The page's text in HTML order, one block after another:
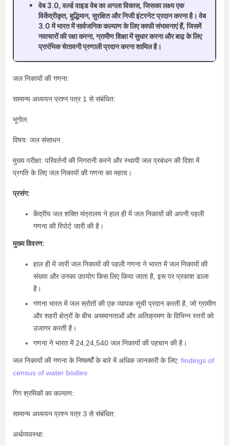
वेब 3.0, वर्ल्ड वाइड वेब का अगला विकास, जिसका लक्ष्य एक
विकेंद्रीकृत, बुद्धिमान, सुरक्षित और निजी इंटरनेट प्रदान करना है। वेब
3.0 में भारत में सार्वजनिक कल्याण के लिए काफी संभावनाएं हैं, जिसमें
नवाचारों की रक्षा करना, ग्रामीण शिक्षा में सुधार करना और बाढ़ के लिए
प्रारंभिक चेतावनी प्रणाली प्रदान करना शामिल है।
जल निकायों की गणना:
सामान्य अध्ययन प्रश्न पत्र 1 से संबंधित:
भूगोल:
विषय: जल संसाधन .
मुख्य परीक्षा: परिवर्तनों की निगरानी करने और स्थायी जल प्रबंधन की दिशा में
प्रगति के लिए जल निकायों की गणना का महत्व।
प्रसंग:
केंद्रीय जल शक्ति मंत्रालय ने हाल ही में जल निकायों की अपनी पहली
गणना की रिपोर्ट जारी की है।
मुख्य विवरण:
हाल ही में जारी जल निकायों की पहली गणना ने भारत में जल निकायों की
संख्या और उनका उपयोग किस लिए किया जाता है, इस पर प्रकाश डाला
है।
गणना भारत में जल स्रोतों की एक व्यापक सूची प्रदान करती है, जो ग्रामीण
और शहरी क्षेत्रों के बीच असमानताओं और अतिक्रमण के विभिन्न स्तरों को
उजागर करती है।
गणना ने भारत में 24,24,540 जल निकायों की पहचान की है।
जल निकायों की गणना के निष्कर्षों के बारे में अधिक जानकारी के लिए: findings of
census of water bodies
गिग श्रमिकों का कल्याण:
सामान्य अध्ययन प्रश्न पत्र 3 से संबंधित:
अर्थव्यवस्था: